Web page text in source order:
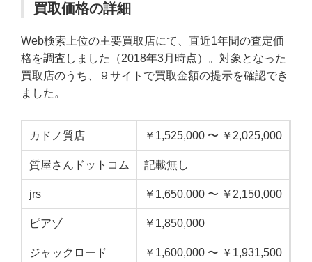
買取価格の詳細
Web検索上位の主要買取店にて、直近1年間の査定価
格を調査しました（2018年3月時点）。対象となった
買取店のうち、９サイトで買取金額の提示を確認でき
ました。
カドノ質店 ￥1,525,000 〜 ￥2,025,000
質屋さんドットコム 記載無し
jrs ￥1,650,000 〜 ￥2,150,000
ピアゾ ￥1,850,000
ジャックロード ￥1,600,000 〜 ￥1,931,500